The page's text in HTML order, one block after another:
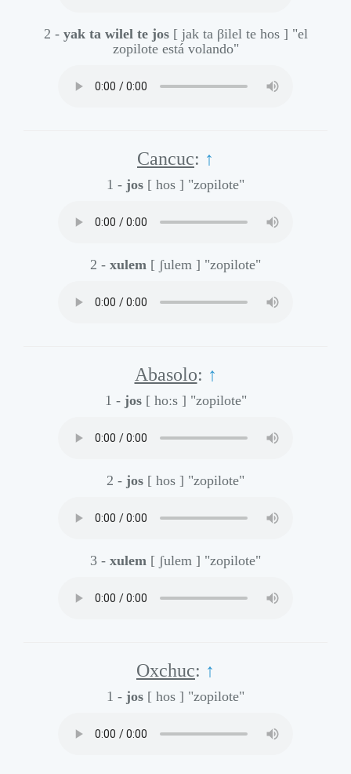
2 - yak ta wilel te jos [ jak ta βilel te hos ] "el
zopilote está volando"
Cancuc: ↑
1 - jos [ hos ] "zopilote"
2 - xulem [ ʃulem ] "zopilote"
Abasolo: ↑
1 - jos [ hoːs ] "zopilote"
2 - jos [ hos ] "zopilote"
3 - xulem [ ʃulem ] "zopilote"
Oxchuc: ↑
1 - jos [ hos ] "zopilote"